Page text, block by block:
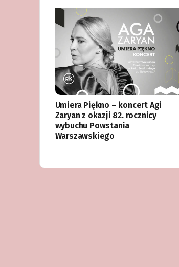
Umiera Piękno – koncert Agi
Zaryan z okazji 82. rocznicy
wybuchu Powstania
Warszawskiego